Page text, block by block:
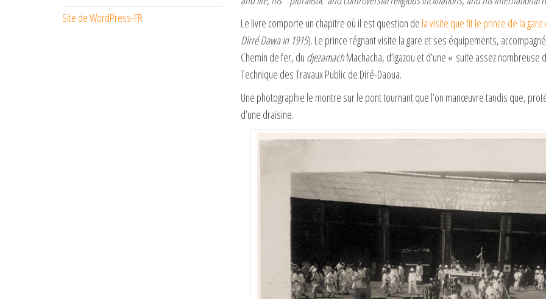
Le livre comporte un chapitre où il est question de la visite que fit le prince de la
Dïrré Dawa in 1915). Le prince régnant visite la gare et ses équipements,
Chemin de fer, du djezamachMachacha, d’Igazou et d’une « suite assez
Technique des Travaux Public de Diré-Daoua.
Une photographie le montre sur le pont tournant que l’on manœuvre tandis que,
d’une draisine.
Site de WordPress-FR